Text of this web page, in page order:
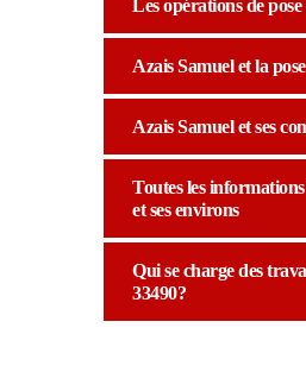
Les opérations de
Azais Samuel et la
Azais Samuel et ses
Toutes les
et ses environs
Qui se charge des
33490?